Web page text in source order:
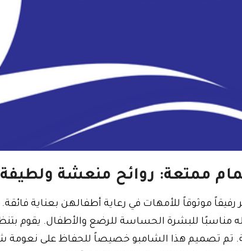
ممتعة: روائح منعشة
موثوقاً للأمهات في رعاية أطفالهن بعناية فائقة.
مناسبًا للبشرة الحساسة للرضع والأطفال. يقوم
تم تصميم هذا الشامبو خصيصاً للحفاظ على نعومة